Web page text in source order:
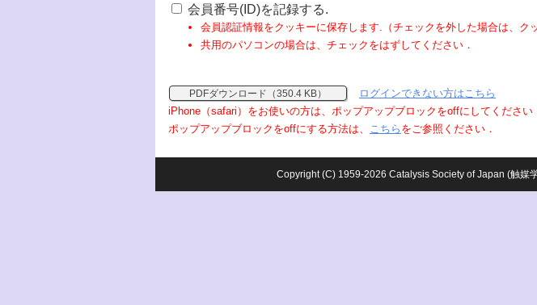
会員番号(ID)を記録する.
会員認証情報をクッキーに保存します.（チェックを外した場合は、ク
共用のパソコンの場合は、チェックをはずしてください．
PDFダウンロード（350.4 KB）
ログインできない方はこちら
iPhone（safari）をお使いの方は、ポップアップブロックをoffにしてください
ポップアップブロックをoffにする方法は、 こちら をご参照ください．
Copyright (C) 1959-2026 Catalysis Society of Japan (触媒